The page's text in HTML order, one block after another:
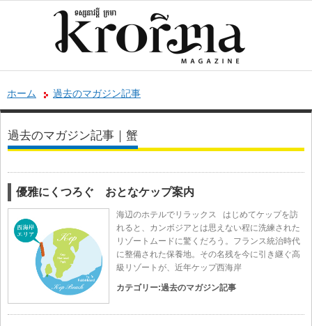
ホーム 過去のマガジン記事
過去のマガジン記事｜蟹
優雅にくつろぐ おとなケップ案内
海辺のホテルでリラックス はじめてケップを訪
れると、カンボジアとは思えない程に洗練された
リゾートムードに驚くだろう。フランス統治時代
に整備された保養地。その名残を今に引き継ぐ高
級リゾートが、近年ケップ西海岸
カテゴリー:過去のマガジン記事